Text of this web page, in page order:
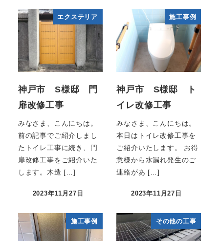
エクステリア
神戸市 S様邸 門
扉改修工事
みなさま、こんにちは。
前の記事でご紹介しまし
たトイレ工事に続き、門
扉改修工事をご紹介いた
します。木造 […]
2023年11月27日
施工事例
神戸市 S様邸 ト
イレ改修工事
みなさま、こんにちは。
本日はトイレ改修工事を
ご紹介いたします。 お得
意様から水漏れ発生のご
連絡があ […]
2023年11月27日
施工事例 その他の工事